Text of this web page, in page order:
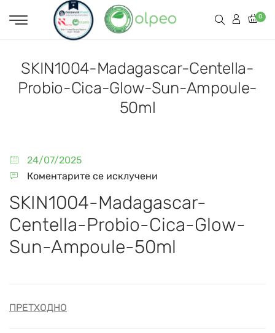
0
SKIN1004-Madagascar-Centella-
Probio-Cica-Glow-Sun-Ampoule-
50ml
24/07/2025
Коментарите се исклучени
SKIN1004-Madagascar-
Centella-Probio-Cica-Glow-
Sun-Ampoule-50ml
ПРЕТХОДНО